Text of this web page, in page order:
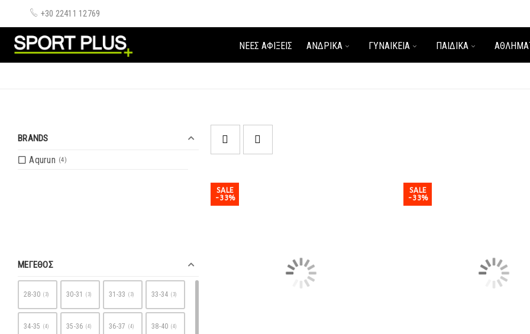
+30 22411 12769
ΝΈΕΣ ΑΦΊΞΕΙΣ ΑΝΔΡΙΚΑ ΓΥΝΑΙΚΕΙΑ ΠΑΙΔΙΚΑ
BRANDS
Aqurun 4
ΜΕΓΕΘΟΣ
28-30 3 30-31 3 31-33 3 33-34 3
34-35 4 35-36 4 36-37 4 38-40 4
SALE
-33%
SALE
-33%